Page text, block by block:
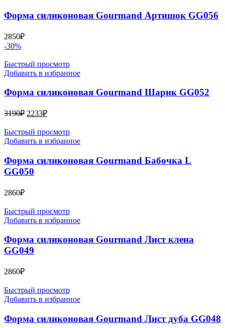
Форма силиконовая Gourmand Артишок GG056
2850₽
-30%
Быстрый просмотр
Добавить в избранное
Форма силиконовая Gourmand Шарик GG052
3190₽ Первоначальная
составляла
3190₽.
2233₽Текущая
2233₽.
Быстрый просмотр
Добавить в избранное
Форма силиконовая Gourmand Бабочка L
GG050
2860₽
Быстрый просмотр
Добавить в избранное
Форма силиконовая Gourmand Лист клена
GG049
2860₽
Быстрый просмотр
Добавить в избранное
Форма силиконовая Gourmand Лист дуба GG048